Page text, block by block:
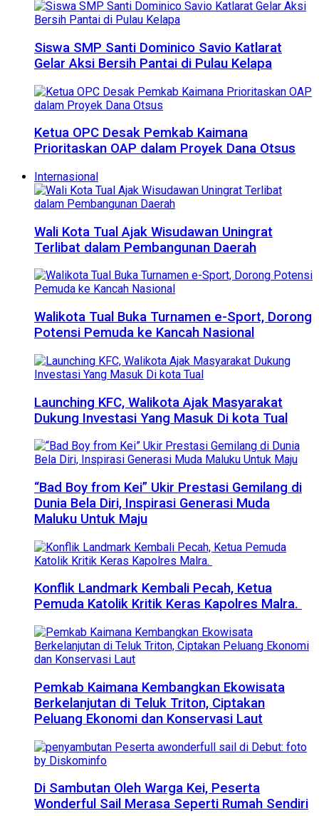
Siswa SMP Santi Dominico Savio Katlarat
Gelar Aksi Bersih Pantai di Pulau Kelapa
Ketua OPC Desak Pemkab Kaimana
Prioritaskan OAP dalam Proyek Dana Otsus
Internasional
Wali Kota Tual Ajak Wisudawan Uningrat
Terlibat dalam Pembangunan Daerah
Walikota Tual Buka Turnamen e-Sport, Dorong
Potensi Pemuda ke Kancah Nasional
Launching KFC, Walikota Ajak Masyarakat
Dukung Investasi Yang Masuk Di kota Tual
“Bad Boy from Kei” Ukir Prestasi Gemilang di
Dunia Bela Diri, Inspirasi Generasi Muda
Maluku Untuk Maju
Konflik Landmark Kembali Pecah, Ketua
Pemuda Katolik Kritik Keras Kapolres Malra.
Pemkab Kaimana Kembangkan Ekowisata
Berkelanjutan di Teluk Triton, Ciptakan
Peluang Ekonomi dan Konservasi Laut
Di Sambutan Oleh Warga Kei, Peserta
Wonderful Sail Merasa Seperti Rumah Sendiri